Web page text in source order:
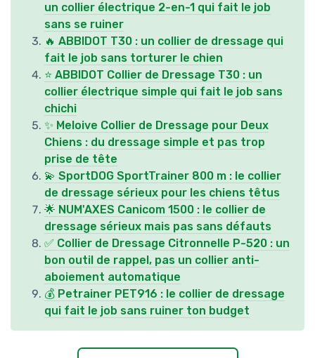
un collier électrique 2-en-1 qui fait le job
sans se ruiner
🔥 ABBIDOT T30 : un collier de dressage qui
fait le job sans torturer le chien
⭐ ABBIDOT Collier de Dressage T30 : un
collier électrique simple qui fait le job sans
chichi
✨ Meloive Collier de Dressage pour Deux
Chiens : du dressage simple et pas trop
prise de tête
💫 SportDOG SportTrainer 800 m : le collier
de dressage sérieux pour les chiens têtus
🌟 NUM'AXES Canicom 1500 : le collier de
dressage sérieux mais pas sans défauts
✅ Collier de Dressage Citronnelle P-520 : un
bon outil de rappel, pas un collier anti-
aboiement automatique
💰 Petrainer PET916 : le collier de dressage
qui fait le job sans ruiner ton budget